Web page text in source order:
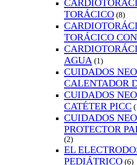
TORÁCICO (8)
TORÁCICO
AGUA (1)
CUIDADOS
CALENTADOR
CUIDADOS
CATÉTER PICC
CUIDADOS
PROTECTOR
(2)
EL
PEDIÁTRICO (6)